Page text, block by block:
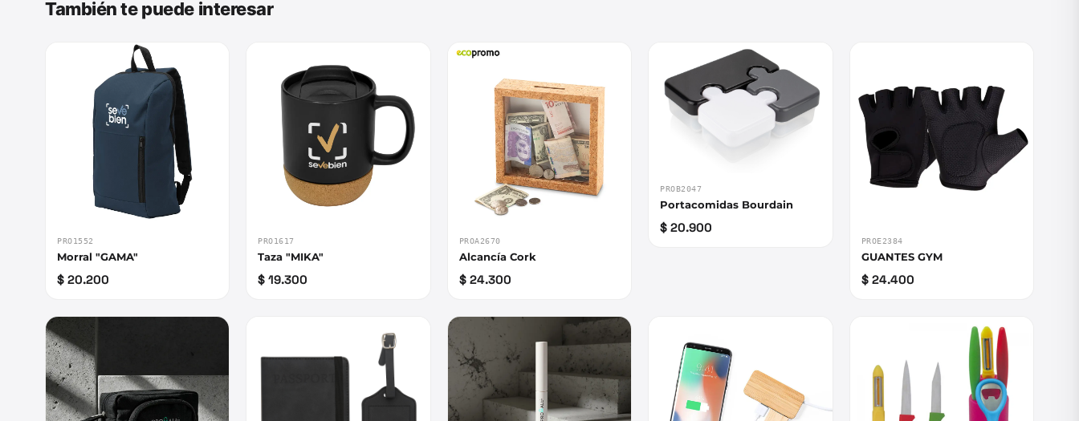
También te puede interesar
PRO1552
Morral "GAMA"
$ 20.200
PRO1617
Taza "MIKA"
$ 19.300
PROA2670
Alcancía Cork
$ 24.300
PROB2047
Portacomidas Bourdain
$ 20.900
PROE2384
GUANTES GYM
$ 24.400